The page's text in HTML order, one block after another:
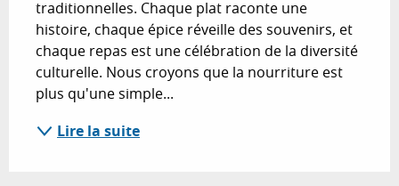
traditionnelles. Chaque plat raconte une
histoire, chaque épice réveille des souvenirs, et
chaque repas est une célébration de la diversité
culturelle. Nous croyons que la nourriture est
plus qu'une simple...
Lire la suite